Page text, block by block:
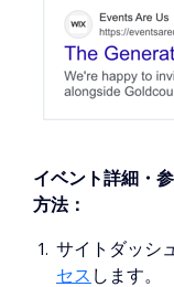
イベント詳細・
方法：
サイトダッシ
セス します。